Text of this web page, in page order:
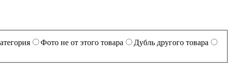
Фото не от этого товара
Дубль другого товара